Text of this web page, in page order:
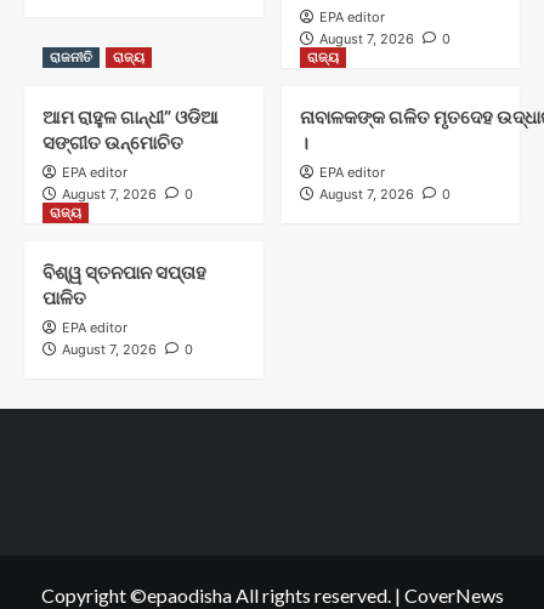
EPA editor
August 7, 2026
0
ରାଜନୀତି
ରାଜ୍ୟ
ଆମ ରାହୁଳ ଗାନ୍ଧୀ” ଓଡିଆ
ସଙ୍ଗୀତ ଉନ୍ମୋଚିତ
EPA editor
August 7, 2026
0
ରାଜ୍ୟ
ନାବାଳକଙ୍କ ଗଳିତ ମୃତଦେହ
।
EPA editor
August 7, 2026
0
ରାଜ୍ୟ
ବିଶ୍ୱ ସ୍ତନପାନ ସପ୍ତାହ
ପାଳିତ
EPA editor
August 7, 2026
0
Copyright ©epaodisha All rights reserved. | CoverNews